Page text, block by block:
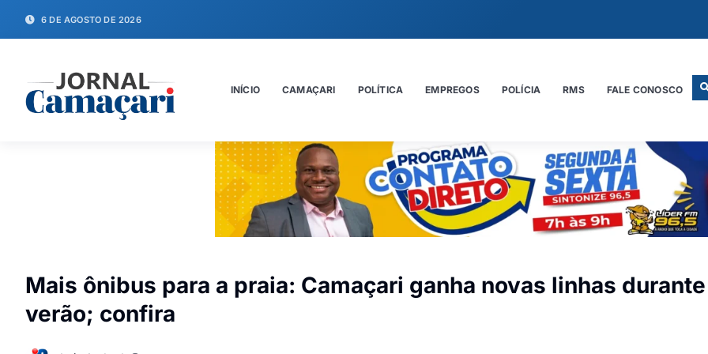
6 DE AGOSTO DE 2026
INÍCIO CAMAÇARI POLÍTICA EMPREGOS POLÍCIA RMS FALE CONOSCO
Mais ônibus para a praia: Camaçari ganha novas linhas
verão; confira